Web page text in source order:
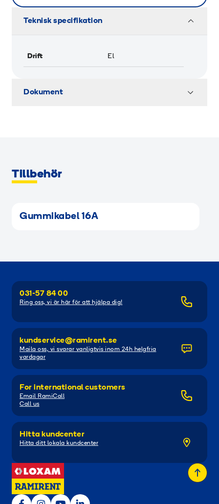
Teknisk specifikation
Drift El
Dokument
Tillbehör
Gummikabel 16A
031-57 84 00
Ring oss, vi är här för att hjälpa dig!
kundservice@ramirent.se
Maila oss, vi svarar vanligtvis inom 24h helgfria
vardagar
For international customers
Email RamiCall
Call us
Hitta kundcenter
Hitta ditt lokala kundcenter